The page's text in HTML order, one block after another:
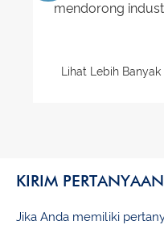
mendorong
Lihat Lebih Banyak
KIRIM PERTANYAAN
Jika Anda memiliki